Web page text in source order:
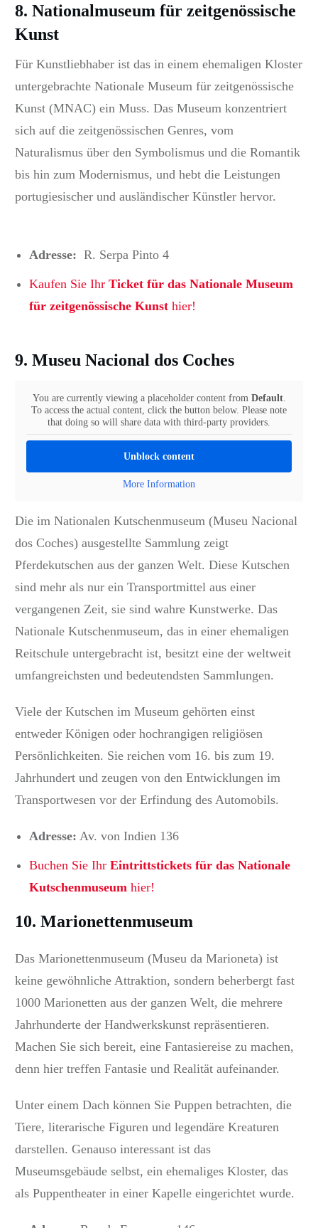
8. Nationalmuseum für zeitgenössische
Kunst
Für Kunstliebhaber ist das in einem ehemaligen Kloster
untergebrachte Nationale Museum für zeitgenössische
Kunst (MNAC) ein Muss. Das Museum konzentriert
sich auf die zeitgenössischen Genres, vom
Naturalismus über den Symbolismus und die Romantik
bis hin zum Modernismus, und hebt die Leistungen
portugiesischer und ausländischer Künstler hervor.
Adresse: R. Serpa Pinto 4
Kaufen Sie Ihr Ticket für das Nationale Museum
für zeitgenössische Kunst hier!
9. Museu Nacional dos Coches
You are currently viewing a placeholder content from Default.
To access the actual content, click the button below. Please note
that doing so will share data with third-party providers.
Unblock content
More Information
Die im Nationalen Kutschenmuseum (Museu Nacional
dos Coches) ausgestellte Sammlung zeigt
Pferdekutschen aus der ganzen Welt. Diese Kutschen
sind mehr als nur ein Transportmittel aus einer
vergangenen Zeit, sie sind wahre Kunstwerke. Das
Nationale Kutschenmuseum, das in einer ehemaligen
Reitschule untergebracht ist, besitzt eine der weltweit
umfangreichsten und bedeutendsten Sammlungen.
Viele der Kutschen im Museum gehörten einst
entweder Königen oder hochrangigen religiösen
Persönlichkeiten. Sie reichen vom 16. bis zum 19.
Jahrhundert und zeugen von den Entwicklungen im
Transportwesen vor der Erfindung des Automobils.
Adresse: Av. von Indien 136
Buchen Sie Ihr Eintrittstickets für das Nationale
Kutschenmuseum hier!
10. Marionettenmuseum
Das Marionettenmuseum (Museu da Marioneta) ist
keine gewöhnliche Attraktion, sondern beherbergt fast
1000 Marionetten aus der ganzen Welt, die mehrere
Jahrhunderte der Handwerkskunst repräsentieren.
Machen Sie sich bereit, eine Fantasiereise zu machen,
denn hier treffen Fantasie und Realität aufeinander.
Unter einem Dach können Sie Puppen betrachten, die
Tiere, literarische Figuren und legendäre Kreaturen
darstellen. Genauso interessant ist das
Museumsgebäude selbst, ein ehemaliges Kloster, das
als Puppentheater in einer Kapelle eingerichtet wurde.